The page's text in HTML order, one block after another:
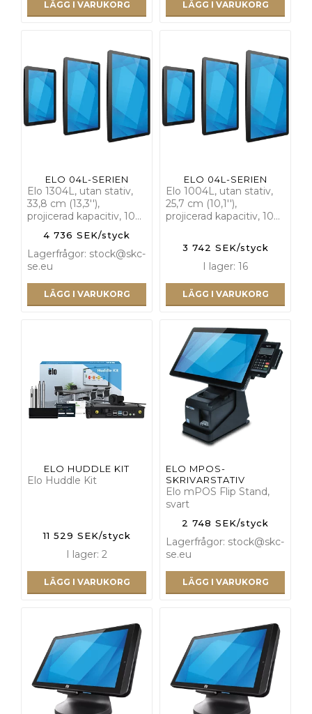
LÄGG I VARUKORG LÄGG I VARUKORG
ELO 04L-SERIEN
Elo 1304L, utan stativ,
33,8 cm (13,3''),
projicerad kapacitiv, 10…
4 736 SEK/styck
Lagerfrågor: stock@skc-
se.eu
LÄGG I VARUKORG
ELO 04L-SERIEN
Elo 1004L, utan stativ,
25,7 cm (10,1''),
projicerad kapacitiv, 10…
3 742 SEK/styck
I lager: 16
LÄGG I VARUKORG
ELO HUDDLE KIT
Elo Huddle Kit
11 529 SEK/styck
I lager: 2
LÄGG I VARUKORG
ELO MPOS-
SKRIVARSTATIV
Elo mPOS Flip Stand,
svart
2 748 SEK/styck
Lagerfrågor: stock@skc-
se.eu
LÄGG I VARUKORG